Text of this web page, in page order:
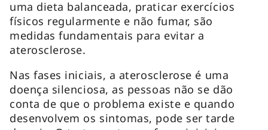
uma dieta balanceada, praticar exercícios
físicos regularmente e não fumar, são
medidas fundamentais para evitar a
aterosclerose.
Nas fases iniciais, a aterosclerose é uma
doença silenciosa, as pessoas não se dão
conta de que o problema existe e quando
desenvolvem os sintomas, pode ser tarde